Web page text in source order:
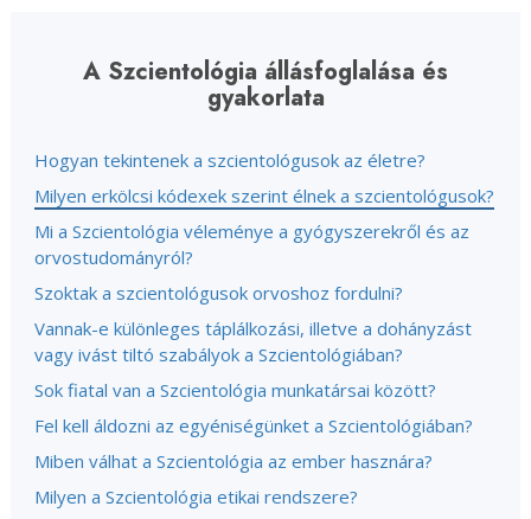
A Szcientológia állásfoglalása és
gyakorlata
Hogyan tekintenek a szcientológusok az életre?
Milyen erkölcsi kódexek szerint élnek a szcientológusok?
Mi a Szcientológia véleménye a gyógyszerekről és az
orvostudományról?
Szoktak a szcientológusok orvoshoz fordulni?
Vannak-e különleges táplálkozási, illetve a dohányzást
vagy ivást tiltó szabályok a Szcientológiában?
Sok fiatal van a Szcientológia munkatársai között?
Fel kell áldozni az egyéniségünket a Szcientológiában?
Miben válhat a Szcientológia az ember hasznára?
Milyen a Szcientológia etikai rendszere?